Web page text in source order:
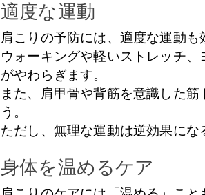
適度な運動
肩こりの予防には、適度な運動も
ウォーキングや軽いストレッチ
がやわらぎます。
また、肩甲骨や背筋を意識した
う。
ただし、無理な運動は逆効果にな
身体を温めるケア